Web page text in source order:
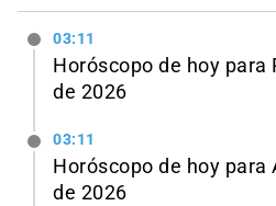
03:11
Horóscopo de hoy para
de 2026
03:11
Horóscopo de hoy
de 2026